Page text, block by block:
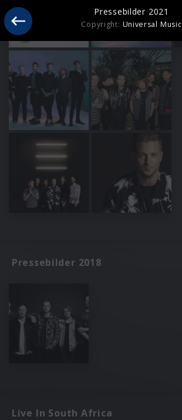
Pressebilder 2018
Live In South Africa
Pressebilder 2021
Copyright: Universal Music